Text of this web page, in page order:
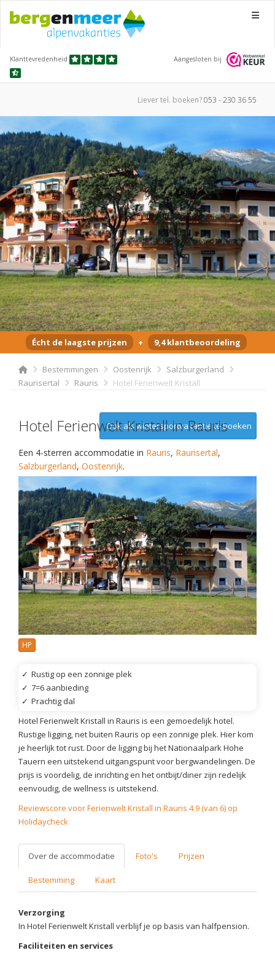
Menu
Klanttevredenheid Aangesloten bij
Liever tel. boeken?053 - 230 36 55
Écht de laagste prijzen + 9,4 klantbeoordeling
Bestemmingen Oostenrijk
Salzburgerland
Raurisertal
Rauris Hotel Ferienwelt Kristall
Hotel Ferienwelt Kristall in Rauris
Ook als wintersportvakantie te boeken
Een 4-sterren accommodatie in Rauris, Raurisertal,
Salzburgerland, Oostenrijk.
HP
✓ Rustig op een zonnige plek
✓ 7=6 aanbieding
✓ Prachtig dal
Hotel Ferienwelt Kristall in Rauris is een gemoedelijk hotel.
Rustige ligging, net buiten Rauris op een zonnige plek. Hier kom
je heerlijk tot rust. Door de ligging bij het Nationaalpark Hohe
Tauern een uitstekend uitgangspunt voor bergwandelingen. De
prijs is voordelig, de inrichting en het ontbijt/diner zijn redelijk
eenvoudig, de wellness is uitstekend.
Reviewscore voor Ferienwelt Kristall in Rauris 4.9 (van 6) op
Holidaycheck
Over de accommodatie Foto's Prijzen
Bestemming Kaart
Verzorging
In Hotel Ferienwelt Kristall verblijf je op basis van halfpension.
Faciliteiten en services